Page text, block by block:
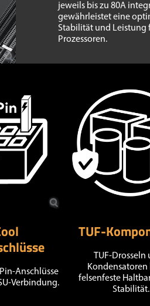
jeweils bis zu 80A
gewährleistet eine
Stabilität und
Prozessoren.
Anschlüsse
Verbindung.
TUF-
TUF-Drosseln
Kondensatoren
felsenfeste
Stabilität.